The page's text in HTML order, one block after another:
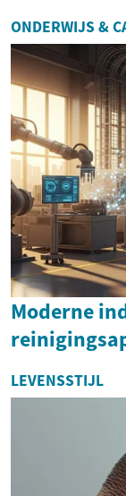
ONDERWIJS &
Moderne
LEVENSSTIJL